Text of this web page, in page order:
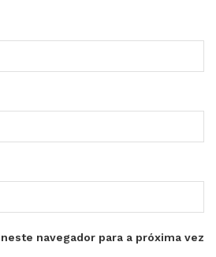
navegador para a próxima vez